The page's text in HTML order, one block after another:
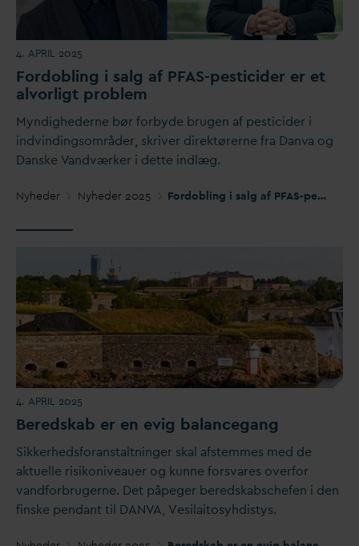
4. APRIL 2025
Fordobling i salg af PFAS-pesticider er et
alvorligt problem
Myndighederne bør forbyde brugen af pesticider i
indvindingsområder, skriver direktørerne fra Danva og
Danske Vandværker i dette indlæg.
Nyheder Nyheder 2025 Fordobling i salg af PFAS-pesticider er et alvorligt problem
4. APRIL 2025
Beredskab er en evig balancegang
Sikkerhedsforanstaltninger skal afstemmes med de
aktuelle risikoniveauer og kunne forsvares overfor
vandforbrugerne. Det påpeger beredskabschefen i den
finske pendant til DANVA, Vesilaitosyhdistys.